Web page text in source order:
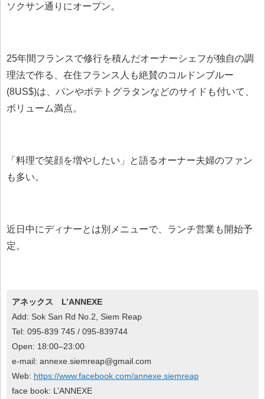
ソクサン通りにオープン。
25年間フランスで修行を積んだオーナーシェフが独自の調
理法で作る、在住フランス人も絶賛のコルドンブルー
(8US$)は、パンやポテトグラタンなどのサイドも付いて、
ボリューム満点。
「料理で笑顔を増やしたい」と語るオーナー夫婦のファン
も多い。
近日中にディナーとは別メニューで、ランチ営業も開始予
定。
アネックス L’ANNEXE
Add: Sok San Rd No.2, Siem Reap
Tel: 095-839 745 / 095-839744
Open: 18:00–23:00
e-mail: annexe.siemreap@gmail.com
Web: https://www.facebook.com/annexe.siemreap
face book: L’ANNEXE